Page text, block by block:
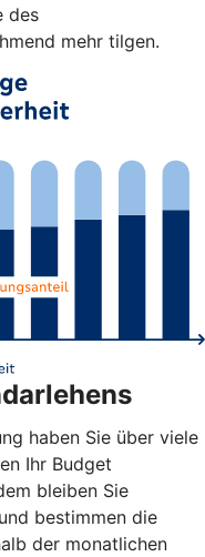
des
mehr tilgen.
haben Sie über viele
Ihr Budget
bleiben Sie
bestimmen die
der monatlichen